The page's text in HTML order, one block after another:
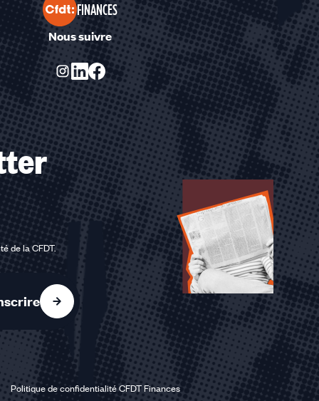
FINANCES
Nous suivre
de la CFDT.
Politique de confidentialité CFDT Finances